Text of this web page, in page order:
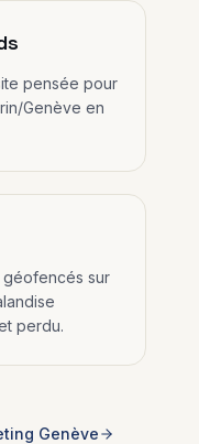
pensée pour
Genève en
géofencés sur
perdu.
Genève